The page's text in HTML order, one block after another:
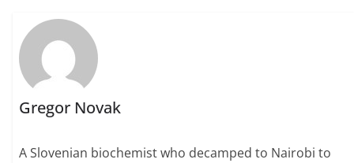
Gregor Novak
A Slovenian biochemist who decamped to Nairobi to